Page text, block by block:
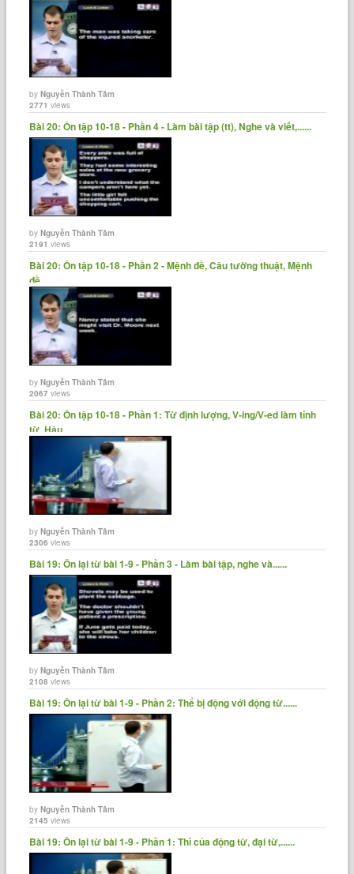
byNguyễn Thành Tâm
2771 views
Bài 20: Ôn tập 10-18 - Phần 4 - Làm bài tập (tt), Nghe và viết,......
byNguyễn Thành Tâm
2191 views
Bài 20: Ôn tập 10-18 - Phần 2 - Mệnh đề, Câu tường thuật, Mệnh
đề......
byNguyễn Thành Tâm
2067 views
Bài 20: Ôn tập 10-18 - Phần 1: Từ định lượng, V-ing/V-ed làm tính
từ, Hậu......
byNguyễn Thành Tâm
2306 views
Bài 19: Ôn lại từ bài 1-9 - Phần 3 - Làm bài tập, nghe và......
byNguyễn Thành Tâm
2108 views
Bài 19: Ôn lại từ bài 1-9 - Phần 2: Thể bị động với động từ......
byNguyễn Thành Tâm
2145 views
Bài 19: Ôn lại từ bài 1-9 - Phần 1: Thì của động từ, đại từ,......